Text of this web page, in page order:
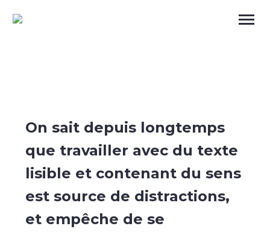
On sait depuis longtemps
que travailler avec du texte
lisible et contenant du sens
est source de distractions,
et empêche de se